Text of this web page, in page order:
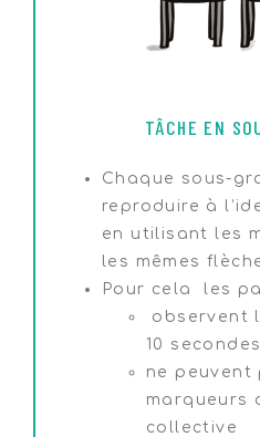
TÂCHE EN
Chaque sous-
reproduire à
en utilisant les
les mêmes
Pour cela les
observent
10
ne peuvent
marqueurs
collective